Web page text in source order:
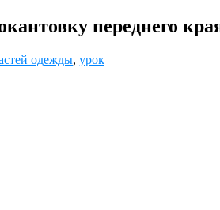
переднего
одежды, урок